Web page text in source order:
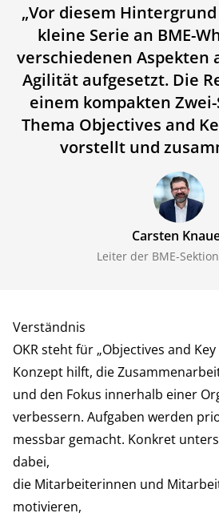
„Vor diesem
kleine Serie an BME-
verschiedenen Aspekten
Agilität aufgesetzt. Die
einem kompakten
Thema Objectives and
vorstellt und
Carsten
Leiter der BME-
Verständnis
OKR steht für „Objectives and Key
Konzept hilft, die
und den Fokus innerhalb einer
verbessern. Aufgaben werden
messbar gemacht. Konkret
dabei,
die Mitarbeiterinnen und
motivieren,